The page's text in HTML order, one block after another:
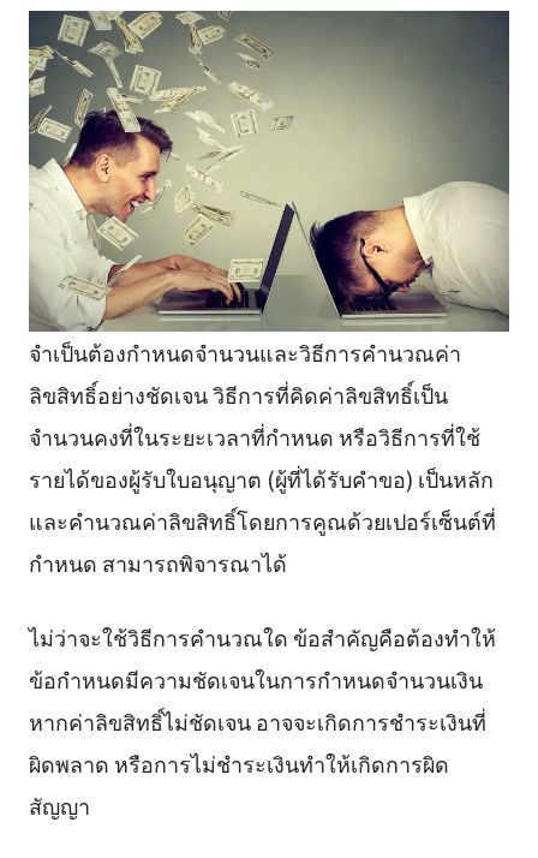
จำเป็นต้องกำหนดจำนวนและวิธีการคำนวณค่า
ลิขสิทธิ์อย่างชัดเจน วิธีการที่คิดค่าลิขสิทธิ์เป็น
จำนวนคงที่ในระยะเวลาที่กำหนด หรือวิธีการที่ใช้
รายได้ของผู้รับใบอนุญาต (ผู้ที่ได้รับคำขอ) เป็นหลัก
และคำนวณค่าลิขสิทธิ์โดยการคูณด้วยเปอร์เซ็นต์ที่
กำหนด สามารถพิจารณาได้
ไม่ว่าจะใช้วิธีการคำนวณใด ข้อสำคัญคือต้องทำให้
ข้อกำหนดมีความชัดเจนในการกำหนดจำนวนเงิน
หากค่าลิขสิทธิ์ไม่ชัดเจน อาจจะเกิดการชำระเงินที่
ผิดพลาด หรือการไม่ชำระเงินทำให้เกิดการผิด
สัญญา